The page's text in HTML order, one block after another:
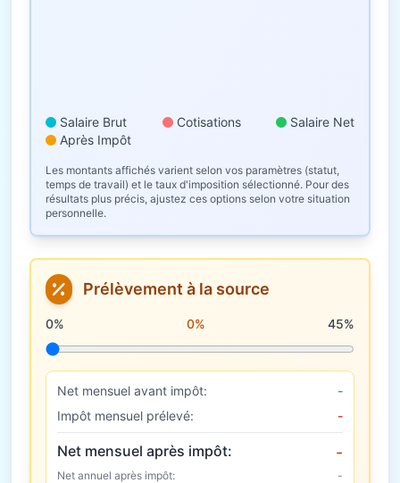
Salaire Brut Cotisations
Salaire Net
Après Impôt
Les montants affichés varient selon vos paramètres (statut,
temps de travail) et le taux d'imposition sélectionné. Pour des
résultats plus précis, ajustez ces options selon votre situation
personnelle.
Prélèvement à la source
Taux de prélèvement à la source
0% 0% 45%
Net mensuel avant impôt:
-
Impôt mensuel prélevé:
-
Net mensuel après impôt: -
Net annuel après impôt: -